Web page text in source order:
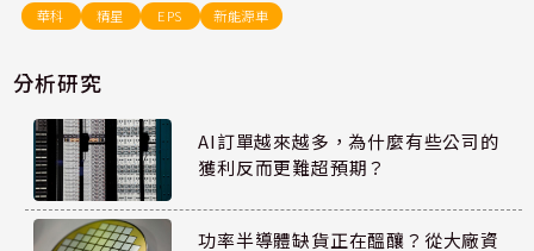
華科 精星 EPS 新能源車
分析研究
AI訂單越來越多，為什麼有些公司的
獲利反而更難超預期？
功率半導體缺貨正在醞釀？從大廠資